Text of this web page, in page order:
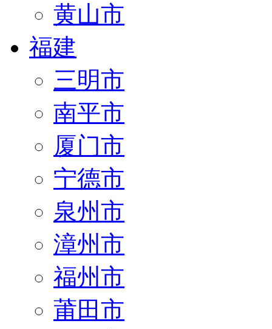
黄山市
福建
三明市
南平市
厦门市
宁德市
泉州市
漳州市
福州市
莆田市